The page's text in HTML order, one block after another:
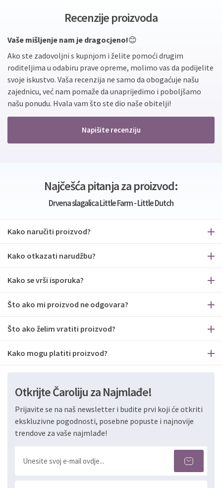
Recenzije proizvoda
Vaše mišljenje nam je dragocjeno!😊
Ako ste zadovoljni s kupnjom i želite pomoći drugim
roditeljima u odabiru prave opreme, molimo vas da podijelite
svoje iskustvo. Vaša recenzija ne samo da obogaćuje našu
zajednicu, već nam pomaže da unaprijedimo i poboljšamo
našu ponudu. Hvala vam što ste dio naše obitelji!
Napišite recenziju
Najčešća pitanja za proizvod:
Drvena slagalica Little Farm - Little Dutch
Kako naručiti proizvod?
Kako otkazati narudžbu?
Kako se vrši isporuka?
Što ako mi proizvod ne odgovara?
Što ako želim vratiti proizvod?
Kako mogu platiti proizvod?
Otkrijte Čaroliju za Najmlađe!
Prijavite se na naš newsletter i budite prvi koji će otkriti
ekskluzivne pogodnosti, posebne popuste i najnovije
trendove za vaše najmlađe!